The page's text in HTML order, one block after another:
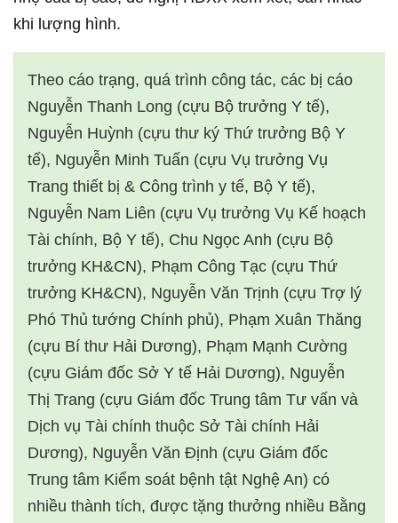
khi lượng hình.
Theo cáo trạng, quá trình công tác, các bị cáo
Nguyễn Thanh Long (cựu Bộ trưởng Y tế),
Nguyễn Huỳnh (cựu thư ký Thứ trưởng Bộ Y
tế), Nguyễn Minh Tuấn (cựu Vụ trưởng Vụ
Trang thiết bị & Công trình y tế, Bộ Y tế),
Nguyễn Nam Liên (cựu Vụ trưởng Vụ Kế hoạch
Tài chính, Bộ Y tế), Chu Ngọc Anh (cựu Bộ
trưởng KH&CN), Phạm Công Tạc (cựu Thứ
trưởng KH&CN), Nguyễn Văn Trịnh (cựu Trợ lý
Phó Thủ tướng Chính phủ), Phạm Xuân Thăng
(cựu Bí thư Hải Dương), Phạm Mạnh Cường
(cựu Giám đốc Sở Y tế Hải Dương), Nguyễn
Thị Trang (cựu Giám đốc Trung tâm Tư vấn và
Dịch vụ Tài chính thuộc Sở Tài chính Hải
Dương), Nguyễn Văn Định (cựu Giám đốc
Trung tâm Kiểm soát bệnh tật Nghệ An) có
nhiều thành tích, được tặng thưởng nhiều Bằng